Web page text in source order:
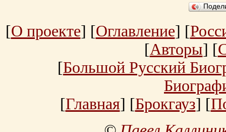
[О проекте] [Оглавление] [
[Авторы] [
[Большой Русский
[Главная] [Брокгауз] [